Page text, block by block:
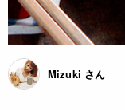
Mizuki さん